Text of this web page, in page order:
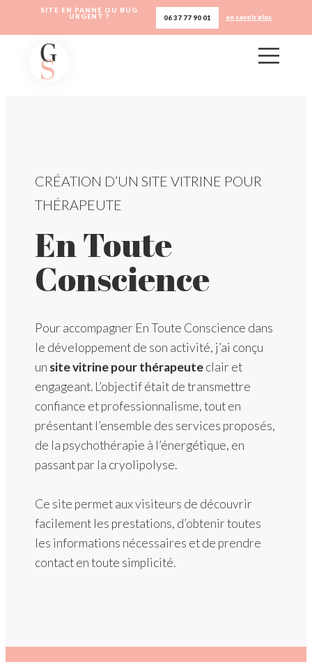
SITE EN PANNE OU BUG
URGENT ?
06 37 77 90 01 en savoir plus
CRÉATION D’UN SITE VITRINE POUR
THÉRAPEUTE
En Toute
Conscience
Pour accompagner En Toute Conscience dans
le développement de son activité, j’ai conçu
un site vitrine pour thérapeuteclair et
engageant. L’objectif était de transmettre
confiance et professionnalisme, tout en
présentant l’ensemble des services proposés,
de la psychothérapie à l’énergétique, en
passant par la cryolipolyse.
Ce site permet aux visiteurs de découvrir
facilement les prestations, d’obtenir toutes
les informations nécessaires et de prendre
contact en toute simplicité.